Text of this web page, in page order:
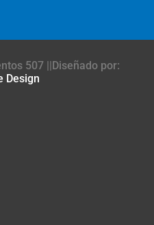
507 ||Diseñado por:
Design